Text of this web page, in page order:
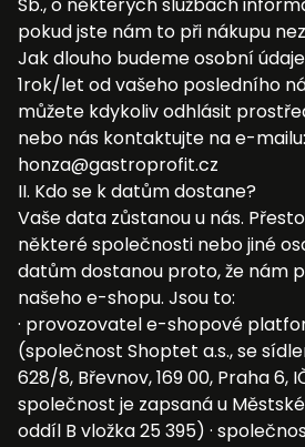
pokud jste nám to při nákupu
Jak dlouho budeme osobní
1rok/let od vašeho posledního
můžete kdykoliv odhlásit
nebo nás kontaktujte na e-mailu:
honza@gastroprofit.cz
II. Kdo se k datům dostane?
Vaše data zůstanou u nás.
některé společnosti nebo jiné
datům dostanou proto, že nám
našeho e-shopu. Jsou to:
· provozovatel e-shopové
(společnost Shoptet a.s., se
628/8, Břevnov, 169 00, Praha 6,
společnost je zapsaná u
oddíl B vložka 25 395) ·